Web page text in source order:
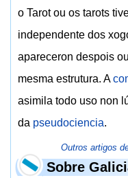
o Tarot ou os tarots
independente dos
apareceron despois
mesma estrutura. A
asimila todo uso non
da pseudociencia.
Outros artigos
Sobre